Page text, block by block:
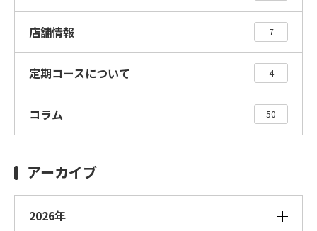
店舗情報 7
定期コースについて 4
コラム 50
アーカイブ
2026年